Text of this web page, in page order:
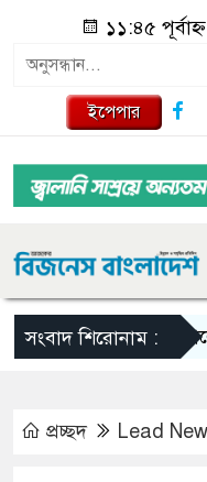
১১:৪৫
ইপেপার
সংবাদ শিরোনাম :
প্রচ্ছদ Lead